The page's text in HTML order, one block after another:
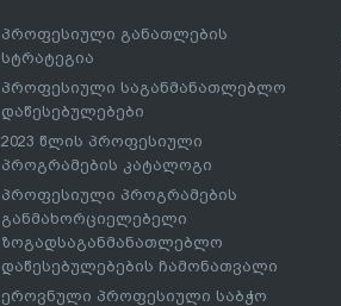
პროფესიული განათლების
სტრატეგია
პროფესიული საგანმანათლებლო
დაწესებულებები
2023 წლის პროფესიული
პროგრამების კატალოგი
პროფესიული პროგრამების
განმახორციელებელი
ზოგადსაგანმანათლებლო
დაწესებულებების ჩამონათვალი
ეროვნული პროფესიული საბჭო